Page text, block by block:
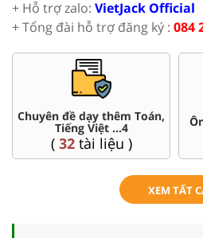
+ Hỗ trợ zalo: VietJack Official
+ Tổng đài hỗ trợ đăng ký : 084
Chuyên đề dạy thêm Toán,
Tiếng Việt ...4
( 32tài liệu )
XEM TẤT